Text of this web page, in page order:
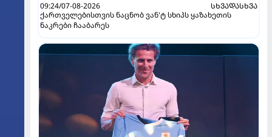
09:24/07-08-2026
ᲡᲮᲕᲐᲓᲐᲡᲮᲕᲐ
ქართველებისთვის ნაცნობ ვან'ტ სხიპს ყაზახეთის
ნაკრები ჩააბარეს